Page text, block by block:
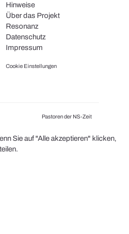
Hinweise
Über das Projekt
Resonanz
Datenschutz
Impressum
Cookie Einstellungen
Pastoren der NS-Zeit
Sie auf "Alle akzeptieren" klicken,